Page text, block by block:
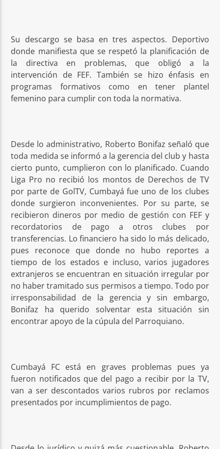
Su descargo se basa en tres aspectos. Deportivo
donde manifiesta que se respetó la planificación de
la directiva en problemas, que obligó a la
intervención de FEF. También se hizo énfasis en
programas formativos como en tener plantel
femenino para cumplir con toda la normativa.
Desde lo administrativo, Roberto Bonifaz señaló que
toda medida se informó a la gerencia del club y hasta
cierto punto, cumplieron con lo planificado. Cuando
Liga Pro no recibió los montos de Derechos de TV
por parte de GolTV, Cumbayá fue uno de los clubes
donde surgieron inconvenientes. Por su parte, se
recibieron dineros por medio de gestión con FEF y
recordatorios de pago a otros clubes por
transferencias. Lo financiero ha sido lo más delicado,
pues reconoce que donde no hubo reportes a
tiempo de los estados e incluso, varios jugadores
extranjeros se encuentran en situación irregular por
no haber tramitado sus permisos a tiempo. Todo por
irresponsabilidad de la gerencia y sin embargo,
Bonifaz ha querido solventar esta situación sin
encontrar apoyo de la cúpula del Parroquiano.
Cumbayá FC está en graves problemas pues ya
fueron notificados que del pago a recibir por la TV,
van a ser descontados varios rubros por reclamos
presentados por incumplimientos de pago.